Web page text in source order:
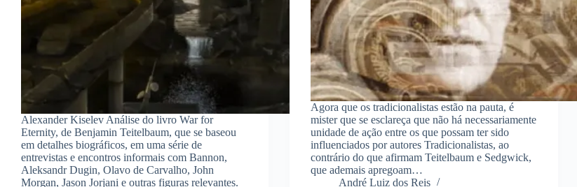
Alexander Kiselev Análise do livro War for
Eternity, de Benjamin Teitelbaum, que se baseou
em detalhes biográficos, em uma série de
entrevistas e encontros informais com Bannon,
Aleksandr Dugin, Olavo de Carvalho, John
Morgan, Jason Jorjani e outras figuras relevantes.
Agora que os tradicionalistas estão na pauta, é
mister que se esclareça que não há necessariamente
unidade de ação entre os que possam ter sido
influenciados por autores Tradicionalistas, ao
contrário do que afirmam Teitelbaum e Sedgwick,
que ademais apregoam…
André Luiz dos Reis